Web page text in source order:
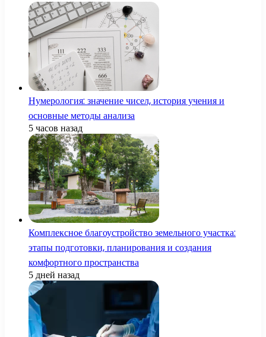
Нумерология: значение чисел, история учения и
основные методы анализа
5 часов назад
Комплексное благоустройство земельного участка:
этапы подготовки, планирования и создания
комфортного пространства
5 дней назад